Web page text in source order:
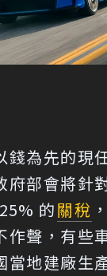
錢為先的現
府部會將針
的關稅
作聲，有些
當地建廠生